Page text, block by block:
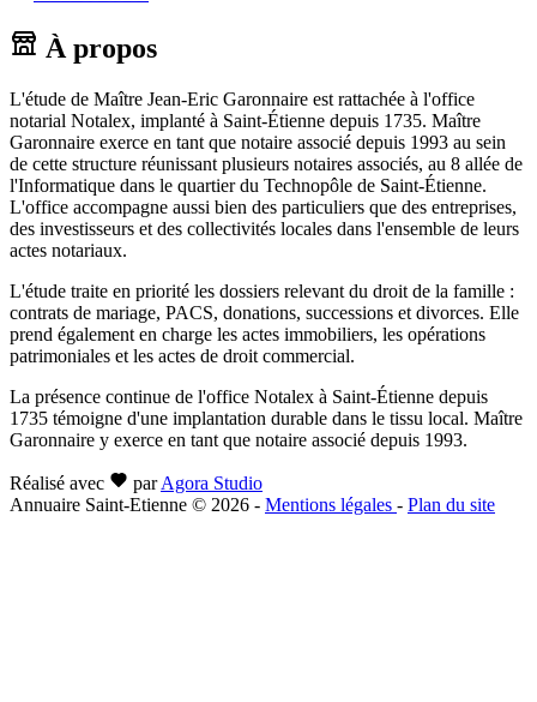
À propos
L'étude de Maître Jean-Eric Garonnaire est rattachée à l'office
notarial Notalex, implanté à Saint-Étienne depuis 1735. Maître
Garonnaire exerce en tant que notaire associé depuis 1993 au sein
de cette structure réunissant plusieurs notaires associés, au 8 allée de
l'Informatique dans le quartier du Technopôle de Saint-Étienne.
L'office accompagne aussi bien des particuliers que des entreprises,
des investisseurs et des collectivités locales dans l'ensemble de leurs
actes notariaux.
L'étude traite en priorité les dossiers relevant du droit de la famille :
contrats de mariage, PACS, donations, successions et divorces. Elle
prend également en charge les actes immobiliers, les opérations
patrimoniales et les actes de droit commercial.
La présence continue de l'office Notalex à Saint-Étienne depuis
1735 témoigne d'une implantation durable dans le tissu local. Maître
Garonnaire y exerce en tant que notaire associé depuis 1993.
Réalisé avec par Agora Studio
Annuaire Saint-Etienne © 2026 - Mentions légales - Plan du site